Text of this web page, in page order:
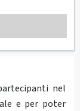
nel
e per poter